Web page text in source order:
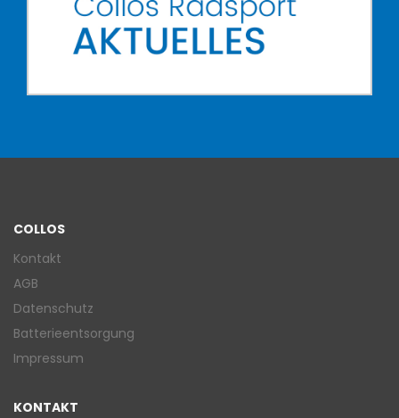
COLLOS
Kontakt
AGB
Datenschutz
Batterieentsorgung
Impressum
KONTAKT